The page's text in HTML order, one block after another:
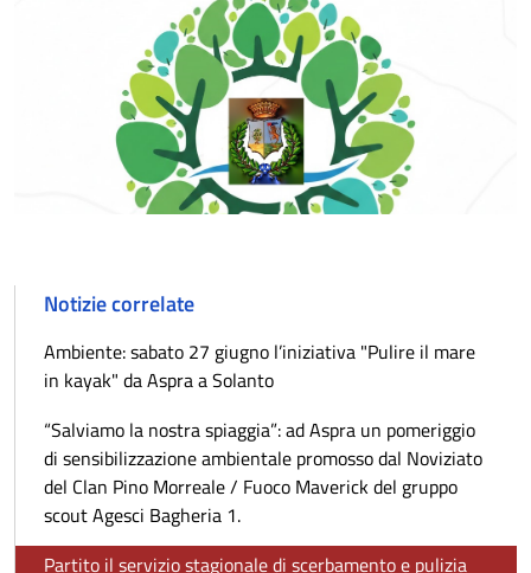
Notizie correlate
​Ambiente: sabato 27 giugno l’iniziativa "Pulire il mare
in kayak" da Aspra a Solanto
“Salviamo la nostra spiaggia”: ad Aspra un pomeriggio
di sensibilizzazione ambientale promosso dal Noviziato
del Clan Pino Morreale / Fuoco Maverick del gruppo
scout Agesci Bagheria 1.
Partito il servizio stagionale di scerbamento e pulizia